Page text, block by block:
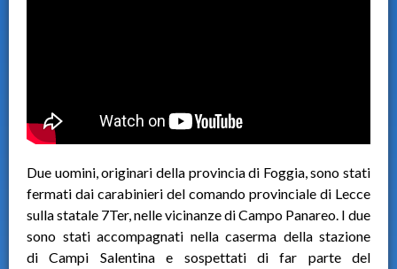
Due uomini, originari della provincia di Foggia, sono stati
fermati dai carabinieri del comando provinciale di Lecce
sulla statale 7Ter, nelle vicinanze di Campo Panareo. I due
sono stati accompagnati nella caserma della stazione
di Campi Salentina e sospettati di far parte del